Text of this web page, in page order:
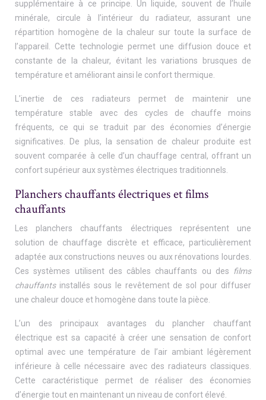
supplémentaire à ce principe. Un liquide, souvent de l’huile
minérale, circule à l’intérieur du radiateur, assurant une
répartition homogène de la chaleur sur toute la surface de
l’appareil. Cette technologie permet une diffusion douce et
constante de la chaleur, évitant les variations brusques de
température et améliorant ainsi le confort thermique.
L’inertie de ces radiateurs permet de maintenir une
température stable avec des cycles de chauffe moins
fréquents, ce qui se traduit par des économies d’énergie
significatives. De plus, la sensation de chaleur produite est
souvent comparée à celle d’un chauffage central, offrant un
confort supérieur aux systèmes électriques traditionnels.
Planchers chauffants électriques et films
chauffants
Les planchers chauffants électriques représentent une
solution de chauffage discrète et efficace, particulièrement
adaptée aux constructions neuves ou aux rénovations lourdes.
Ces systèmes utilisent des câbles chauffants ou des
films
chauffants installés sous le revêtement de sol pour diffuser
une chaleur douce et homogène dans toute la pièce.
L’un des principaux avantages du plancher chauffant
électrique est sa capacité à créer une sensation de confort
optimal avec une température de l’air ambiant légèrement
inférieure à celle nécessaire avec des radiateurs classiques.
Cette caractéristique permet de réaliser des économies
d’énergie tout en maintenant un niveau de confort élevé.